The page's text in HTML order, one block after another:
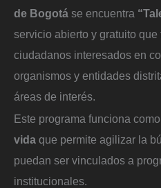
de Bogotá se encuentra
servicio abierto y gratuito
ciudadanos interesados en
organismos y entidades
áreas de interés.
Este programa funciona como
vida que permite agilizar la
puedan ser vinculados a
institucionales.